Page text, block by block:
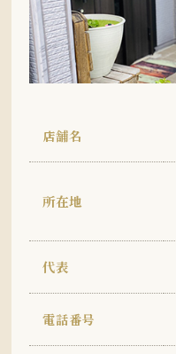
店舗名
所在地
代表
電話番号